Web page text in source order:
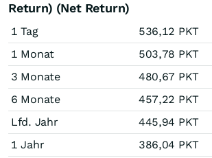
Return) (Net Return)
1 Tag 536,12 PKT
1 Monat
503,78 PKT
3 Monate
480,67 PKT
6 Monate
457,22 PKT
Lfd. Jahr
445,94 PKT
1 Jahr
386,04 PKT